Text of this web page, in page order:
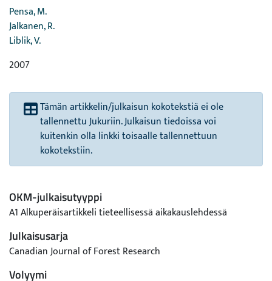
Pensa, M.
Jalkanen, R.
Liblik, V.
2007
Tämän artikkelin/julkaisun kokotekstiä ei ole
tallennettu Jukuriin. Julkaisun tiedoissa voi
kuitenkin olla linkki toisaalle tallennettuun
kokotekstiin.
OKM-julkaisutyyppi
A1 Alkuperäisartikkeli tieteellisessä aikakauslehdessä
Julkaisusarja
Canadian Journal of Forest Research
Volyymi